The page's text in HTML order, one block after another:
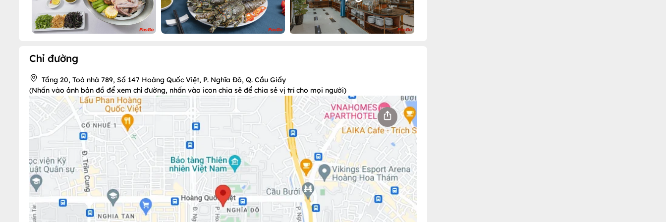
Chỉ đường
Tầng 20, Toà nhà 789, Số 147 Hoàng Quốc Việt, P. Nghĩa Đô, Q. Cầu Giấy
(Nhấn vào ảnh bản đồ để xem chỉ đường, nhấn vào icon chia sẻ để chia sẻ vị trí cho mọi người)